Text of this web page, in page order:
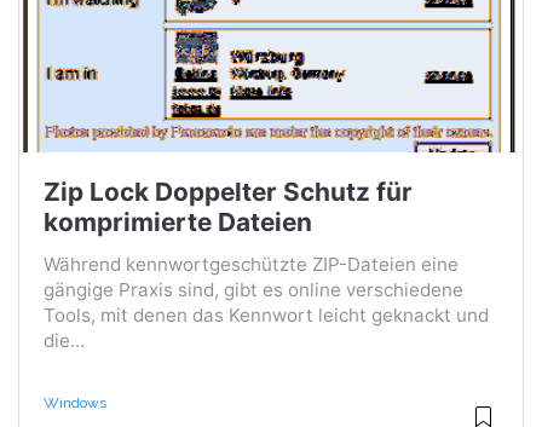
Zip Lock Doppelter Schutz für
komprimierte Dateien
Während kennwortgeschützte ZIP-Dateien eine
gängige Praxis sind, gibt es online verschiedene
Tools, mit denen das Kennwort leicht geknackt und
die...
Windows